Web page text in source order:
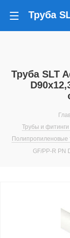
Труба SLT
Трубы и
Полипропиленовые
GF/PP-R PN